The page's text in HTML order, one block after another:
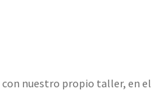
con nuestro propio taller, en el